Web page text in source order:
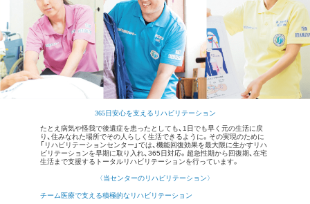
365日安心を支えるリハビリテーション
たとえ病気や怪我で後遺症を患ったとしても、1日でも早く元の生活に戻
り、住みなれた場所でその人らしく生活できるように。その実現のために
「リハビリテーションセンター」では、機能回復効果を最大限に生かすリハ
ビリテーションを早期に取り入れ、365日対応。超急性期から回復期、在宅
生活まで支援するトータルリハビリテーションを行っています。
〈当センターのリハビリテーション〉
チーム医療で支える積極的なリハビリテーション